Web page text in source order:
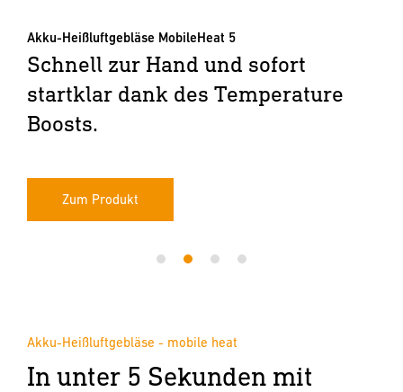
Akku-Heißluftgebläse MobileHeat 5
Schnell zur Hand und sofort
startklar dank des Temperature
Boosts.
Zum Produkt
Akku-Heißluftgebläse - mobile heat
In unter 5 Sekunden mit